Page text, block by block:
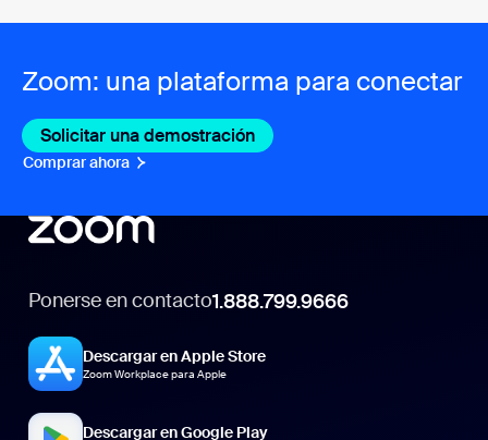
Zoom: una plataforma para conectar
Solicitar una demostración
Comprar ahora
Ponerse en contacto1.888.799.9666
Descargar en Apple Store
Zoom Workplace para Apple
Descargar en Google Play